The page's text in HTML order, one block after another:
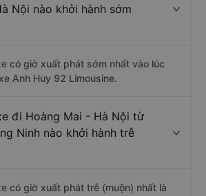
Nội nào khởi hành sớm
có giờ xuất phát sớm nhất vào lúc
Anh Huy 92 Limousine.
đi Hoàng Mai - Hà Nội từ
Ninh nào khởi hành trễ
có giờ xuất phát trễ (muộn) nhất là